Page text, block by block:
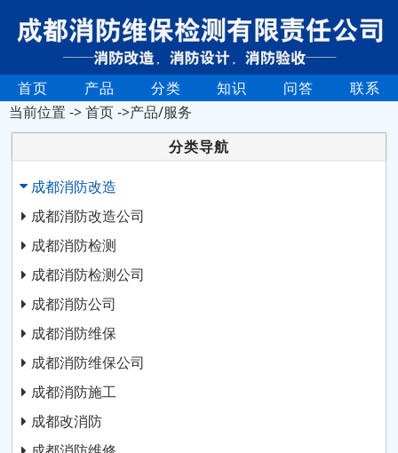
首页 产品 分类 知识 问答
联系
当前位置 ->首页->产品/服务
分类导航
成都消防改造
成都消防改造公司
成都消防检测
成都消防检测公司
成都消防公司
成都消防维保
成都消防维保公司
成都消防施工
成都改消防